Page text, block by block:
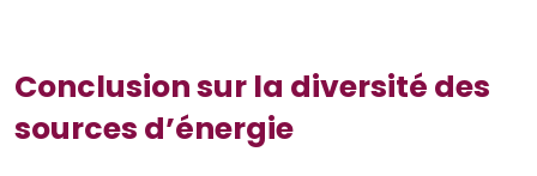
Conclusion sur la diversité des
sources d’énergie